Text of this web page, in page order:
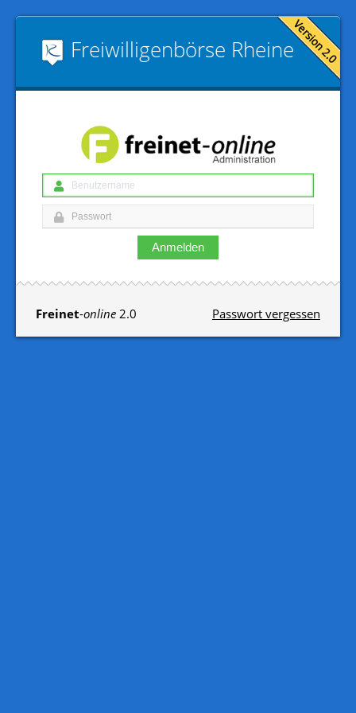
Freiwilligen­börse Rheine
Anmelden
Passwort vergessen
Freinet-online 2.0